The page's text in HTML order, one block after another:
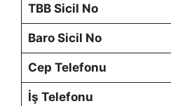
TBB Sicil No
Baro Sicil No
Cep Telefonu
İş Telefonu